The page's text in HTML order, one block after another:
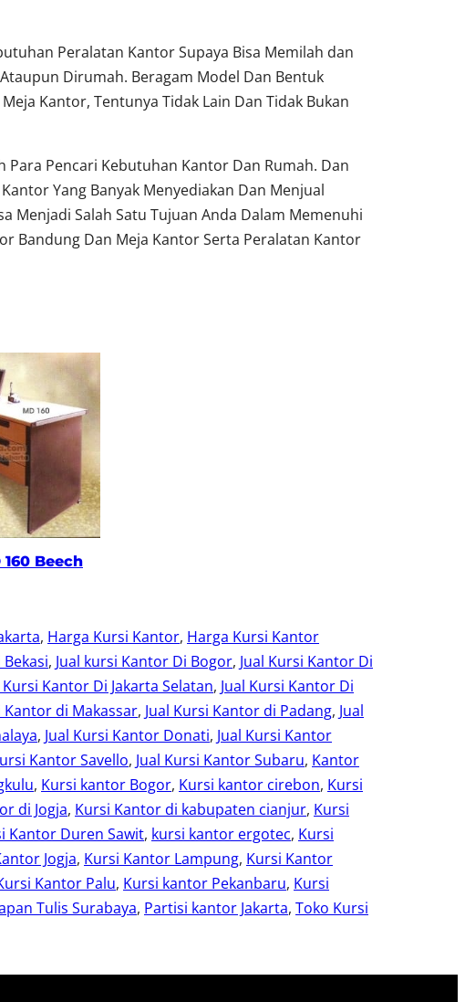
Peralatan Kantor Supaya Bisa Memilah dan
Dirumah. Beragam Model Dan Bentuk
Kantor, Tentunya Tidak Lain Dan Tidak Bukan
Para Pencari Kebutuhan Kantor Dan Rumah. Dan
Yang Banyak Menyediakan Dan Menjual
Menjadi Salah Satu Tujuan Anda Dalam Memenuhi
Bandung Dan Meja Kantor Serta Peralatan Kantor
Beech
, Harga Kursi Kantor, Harga Kursi Kantor
, Jual kursi Kantor Di Bogor, Jual Kursi Kantor Di
Kursi Kantor Di Jakarta Selatan, Jual Kursi Kantor Di
Kantor di Makassar, Jual Kursi Kantor di Padang, Jual
, Jual Kursi Kantor Donati, Jual Kursi Kantor
Kantor Savello, Jual Kursi Kantor Subaru, Kantor
, Kursi kantor Bogor, Kursi kantor cirebon, Kursi
di Jogja, Kursi Kantor di kabupaten cianjur, Kursi
Kantor Duren Sawit, kursi kantor ergotec, Kursi
Jogja, Kursi Kantor Lampung, Kursi Kantor
Kantor Palu, Kursi kantor Pekanbaru, Kursi
Tulis Surabaya, Partisi kantor Jakarta, Toko Kursi